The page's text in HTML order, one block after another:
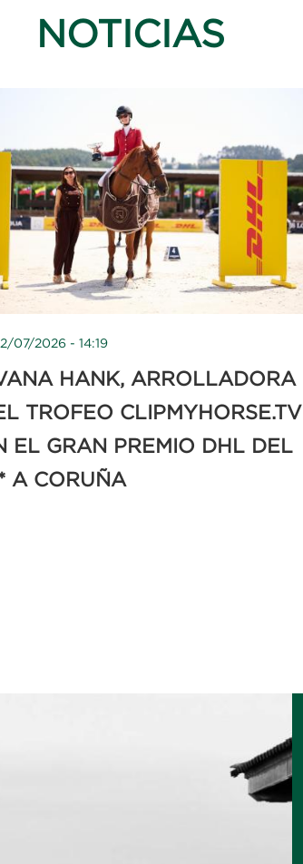
NOTICIAS
07/2026 - 14:19
HANK, ARROLLADORA
TROFEO CLIPMYHORSE.TV
EL GRAN PREMIO DHL DEL
A CORUÑA